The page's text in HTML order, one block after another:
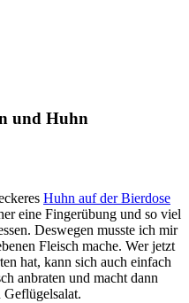
und Huhn
Huhn auf der Bierdose
eine Fingerübung und so viel
Deswegen musste ich mir
Fleisch mache. Wer jetzt
hat, kann sich auch einfach
anbraten und macht dann
Geflügelsalat.